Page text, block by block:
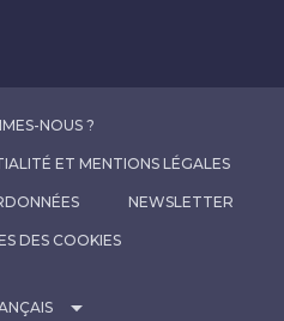
NOUS ?
ET MENTIONS LÉGALES
NEWSLETTER
DES COOKIES
arrow_drop_down